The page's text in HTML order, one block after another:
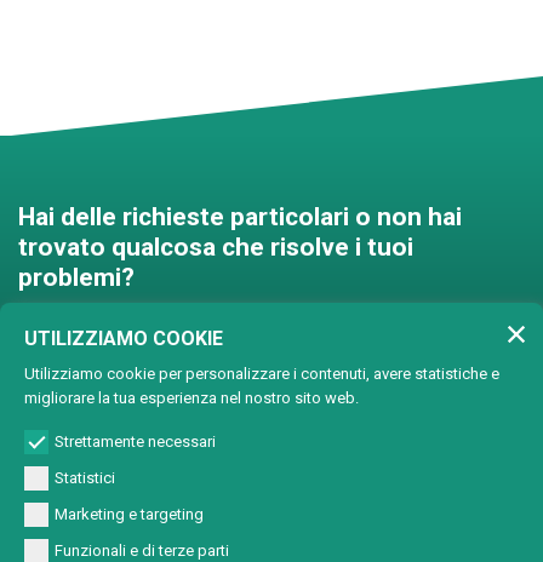
Hai delle richieste particolari o non hai
trovato qualcosa che risolve i tuoi
problemi?
Contattaci e troveremo una
soluzione insieme!
Soluzioni personalizzate
UTILIZZIAMO COOKIE
Utilizziamo cookie per personalizzare i contenuti, avere statistiche e
migliorare la tua esperienza nel nostro sito web.
Strettamente necessari
Statistici
Marketing e targeting
Funzionali e di terze parti